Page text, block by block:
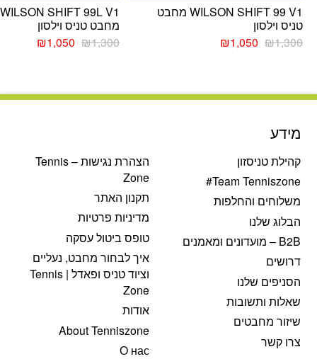
WILSON SHIFT 99 V1 מחבט
טניס וילסון
₪1,300
המחיר₪1,050
המחיר
WILSON SHIFT 99L V1
מחבט טניס וילסון
₪1,300
המחיר₪1,050
המחיר
מידע
קהילת טניסזון
Team Tenniszone#
משלוחים והחלפות
הבלוג שלנו
B2B – מועדונים ומאמנים
דרושים
הסניפים שלנו
שאלות ותשובות
שיזור מחבטים
צרו קשר
הצהרת נגישות – Tennis
Zone
תקנון האתר
מדיניות פרטיות
טופס ביטול עסקה
איך לבחור מחבט, נעליים
וציוד טניס ופאדל | Tennis
Zone
אודות
About Tenniszone
О нас